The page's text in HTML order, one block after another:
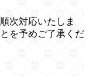
次対応いたしま
を予めご了承くだ